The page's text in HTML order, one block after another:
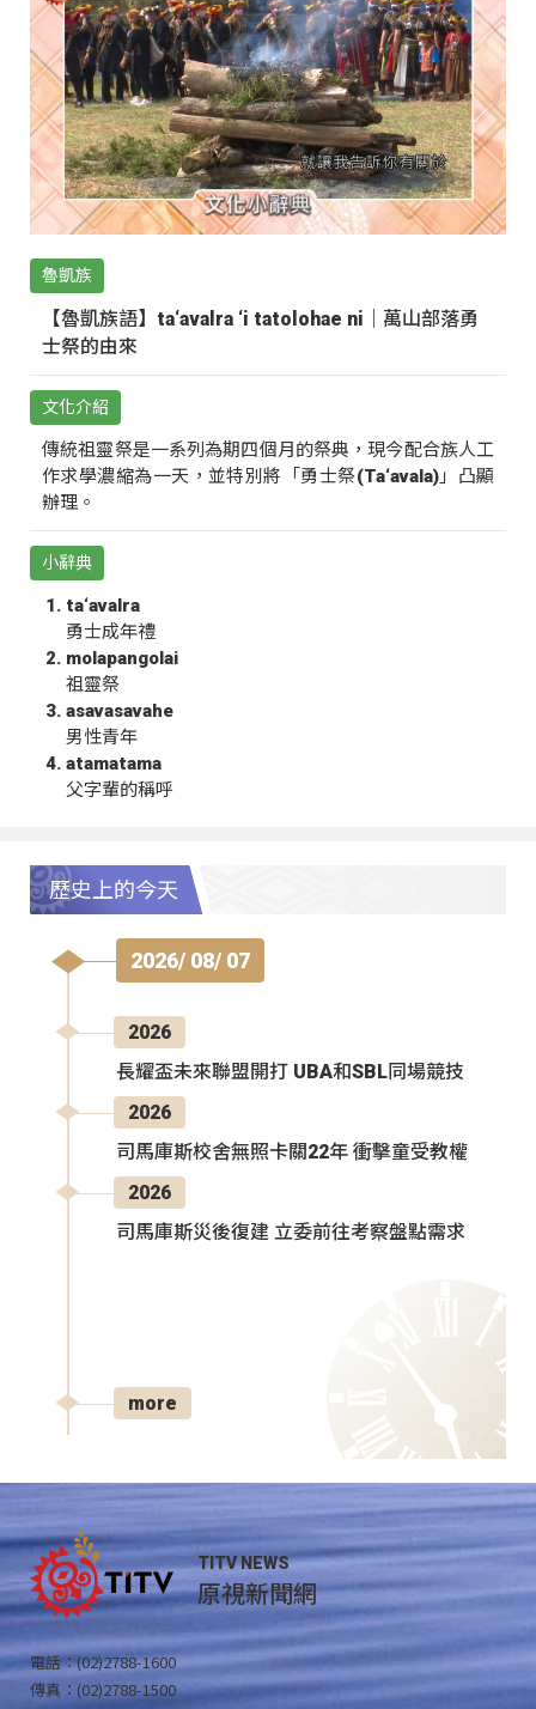
魯凱族
【魯凱族語】ta‘avalra ‘i tatolohae ni｜萬山部落勇
士祭的由來
文化介紹
傳統祖靈祭是一系列為期四個月的祭典，現今配合族人工
作求學濃縮為一天，並特別將「勇士祭(Ta‘avala)」凸顯
辦理。
小辭典
ta‘avalra
勇士成年禮
molapangolai
祖靈祭
asavasavahe
男性青年
atamatama
父字輩的稱呼
歷史上的今天
2026/ 08/ 07
2026
長耀盃未來聯盟開打 UBA和SBL同場競技
2026
司馬庫斯校舍無照卡關22年 衝擊童受教權
2026
司馬庫斯災後復建 立委前往考察盤點需求
more
TITV NEWS
原視新聞網
電話：(02)2788-1600
傳真：(02)2788-1500